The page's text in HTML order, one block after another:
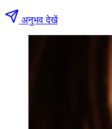
अनुभव देखें